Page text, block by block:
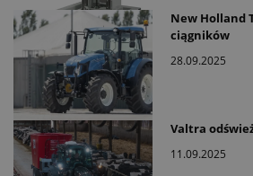
New Holland
ciągników
28.09.2025
Valtra
11.09.2025